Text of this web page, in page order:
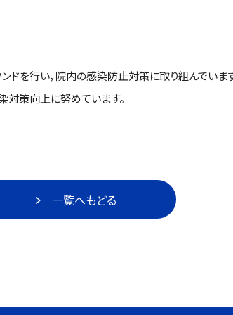
を行い，院内の感染防止対策に取り組んでいま
対策向上に努めています。
一覧へもどる